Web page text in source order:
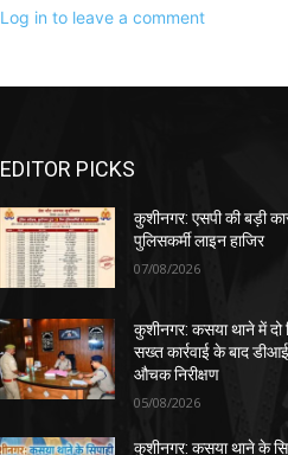
Log in to leave a comment
EDITOR PICKS
कुशीनगर: एसपी की बड़ी
पुलिसकर्मी लाइन हाजिर
07/08/2026
कुशीनगर: कसया थाने में दो
सख्त कार्रवाई के बाद
औचक निरीक्षण
05/08/2026
कुशीनगर: कसया थाने के